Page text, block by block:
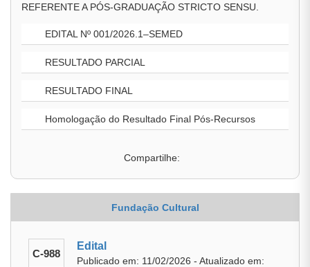
REFERENTE A PÓS-GRADUAÇÃO STRICTO SENSU.
EDITAL Nº 001/2026.1–SEMED
RESULTADO PARCIAL
RESULTADO FINAL
Homologação do Resultado Final Pós-Recursos
Compartilhe:
Fundação Cultural
C-988
Edital
Publicado em: 11/02/2026 - Atualizado em: